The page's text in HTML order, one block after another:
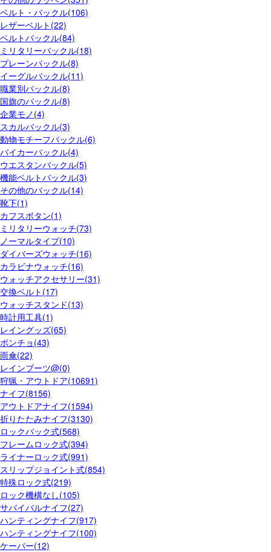
ベルト・バックル(106)
レザーベルト(22)
ベルトバックル(84)
ミリタリーバックル(18)
プレーンバックル(8)
イーグルバックル(11)
職業別バックル(8)
国旗のバックル(8)
企業モノ(4)
スカルバックル(3)
動物モチーフバックル(6)
バイカーバックル(4)
ウエスタンバックル(5)
機能ベルトバックル(3)
その他のバックル(14)
靴下(1)
カフスボタン(1)
ミリタリーウォッチ(73)
ノーマルタイプ(10)
ダイバーズウォッチ(16)
カラビナウォッチ(16)
ウォッチアクセサリー(31)
交換ベルト(17)
ウォッチスタンド(13)
時計用工具(1)
レイングッズ(65)
ポンチョ(43)
雨傘(22)
レインブーツ@(0)
狩猟・アウトドア(10691)
ナイフ(8156)
アウトドアナイフ(1594)
折りたたみナイフ(3130)
ロックバック式(568)
フレームロック式(394)
ライナーロック式(991)
スリップジョイント式(854)
特殊ロック式(219)
ロック機構なし(105)
サバイバルナイフ(27)
ハンティングナイフ(917)
ハンティングナイフ(100)
ケーパー(12)